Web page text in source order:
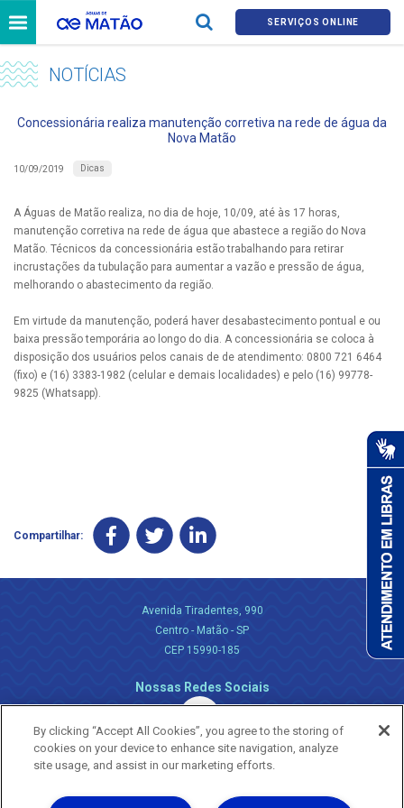
SERVIÇOS ONLINE
NOTÍCIAS
Concessionária realiza manutenção corretiva na rede de água da
Nova Matão
10/09/2019 Dicas
A Águas de Matão realiza, no dia de hoje, 10/09, até às 17 horas,
manutenção corretiva na rede de água que abastece a região do Nova
Matão. Técnicos da concessionária estão trabalhando para retirar
incrustações da tubulação para aumentar a vazão e pressão de água,
melhorando o abastecimento da região.
Em virtude da manutenção, poderá haver desabastecimento pontual e ou
baixa pressão temporária ao longo do dia. A concessionária se coloca à
disposição dos usuários pelos canais de de atendimento: 0800 721 6464
(fixo) e (16) 3383-1982 (celular e demais localidades) e pelo (16) 99778-
9825 (Whatsapp).
Compartilhar:
Avenida Tiradentes, 990
Centro - Matão - SP
CEP 15990-185
Nossas Redes Sociais
By clicking “Accept All Cookies”, you agree to the storing of
cookies on your device to enhance site navigation, analyze
site usage, and assist in our marketing efforts.